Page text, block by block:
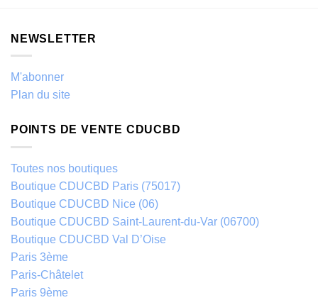
NEWSLETTER
M'abonner
Plan du site
POINTS DE VENTE CDUCBD
Toutes nos boutiques
Boutique CDUCBD Paris (75017)
Boutique CDUCBD Nice (06)
Boutique CDUCBD Saint-Laurent-du-Var (06700)
Boutique CDUCBD Val D’Oise
Paris 3ème
Paris-Châtelet
Paris 9ème